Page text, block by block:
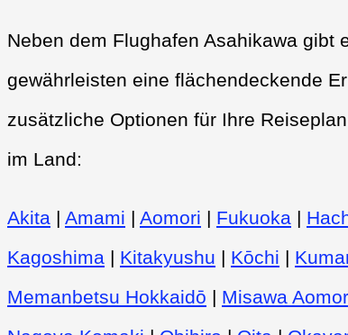
Neben dem Flughafen Asahikawa gibt
gewährleisten eine flächendeckende
zusätzliche Optionen für Ihre
im Land:
Akita | Amami | Aomori | Fukuoka |
Kagoshima | Kitakyushu | Kōchi |
Memanbetsu Hokkaidō | Misawa